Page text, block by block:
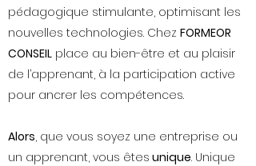
pédagogique stimulante, optimisant les
nouvelles technologies. Chez FORMEOR
CONSEIL place au bien-être et au plaisir
de l’apprenant, à la participation active
pour ancrer les compétences.
Alors, que vous soyez une entreprise ou
un apprenant, vous êtes unique. Unique